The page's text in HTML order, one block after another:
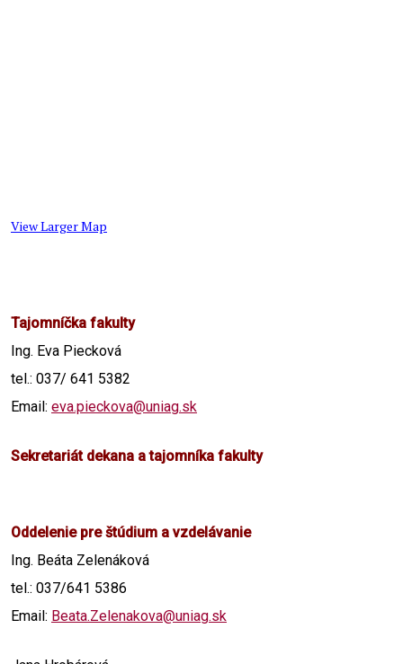
View Larger Map
Tajomníčka fakulty
Ing. Eva Piecková
tel.: 037/ 641 5382
Email: eva.pieckova@uniag.sk
Sekretariát dekana a tajomníka fakulty
Oddelenie pre štúdium a vzdelávanie
Ing. Beáta Zelenáková
tel.: 037/641 5386
Email: Beata.Zelenakova@uniag.sk